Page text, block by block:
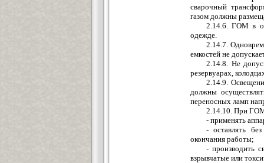
сварочный
газом должны
2.14.6. ГОМ в
одежде.
2.14.7.
емкостей не
2.14.8. Не
резервуарах,
2.14.9.
должны
переносных ламп
2.14.10. При ГОМ
- применять
- оставлять
окончания работы;
- производить
взрывчатые или